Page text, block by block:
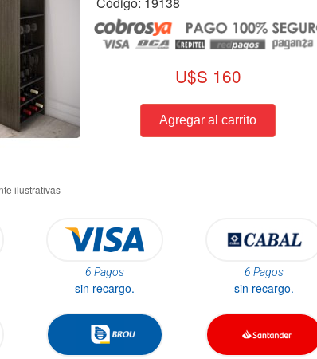
U$S 160
6 Pagos
sin recargo.
6 Pagos
sin recargo.